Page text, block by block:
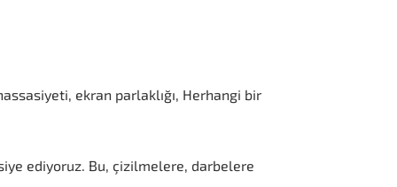
ekran parlaklığı, Herhangi bir
ediyoruz. Bu, çizilmelere, darbelere